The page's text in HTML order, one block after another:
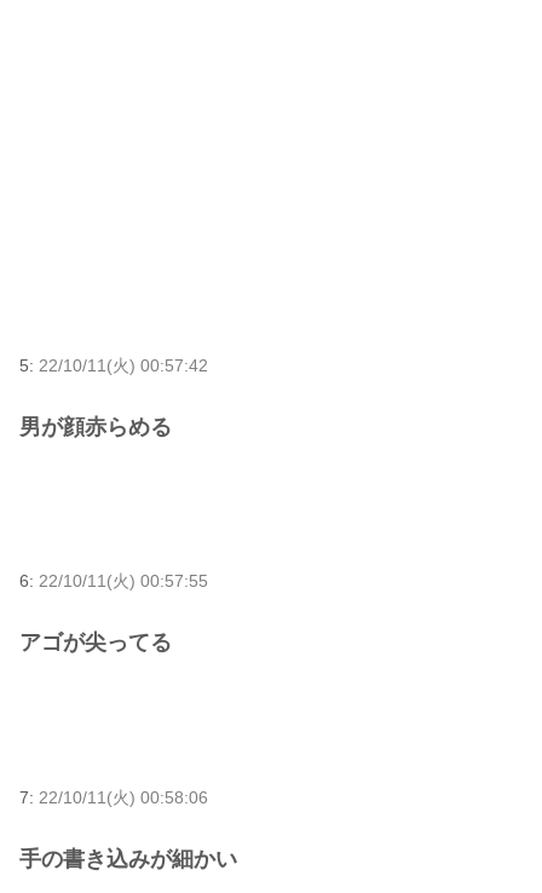
5: 22/10/11(火) 00:57:42
男が顔赤らめる
6: 22/10/11(火) 00:57:55
アゴが尖ってる
7: 22/10/11(火) 00:58:06
手の書き込みが細かい